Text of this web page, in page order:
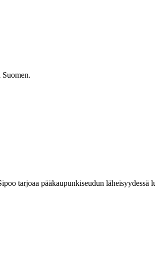
tarjoaa pääkaupunkiseudun läheisyydessä